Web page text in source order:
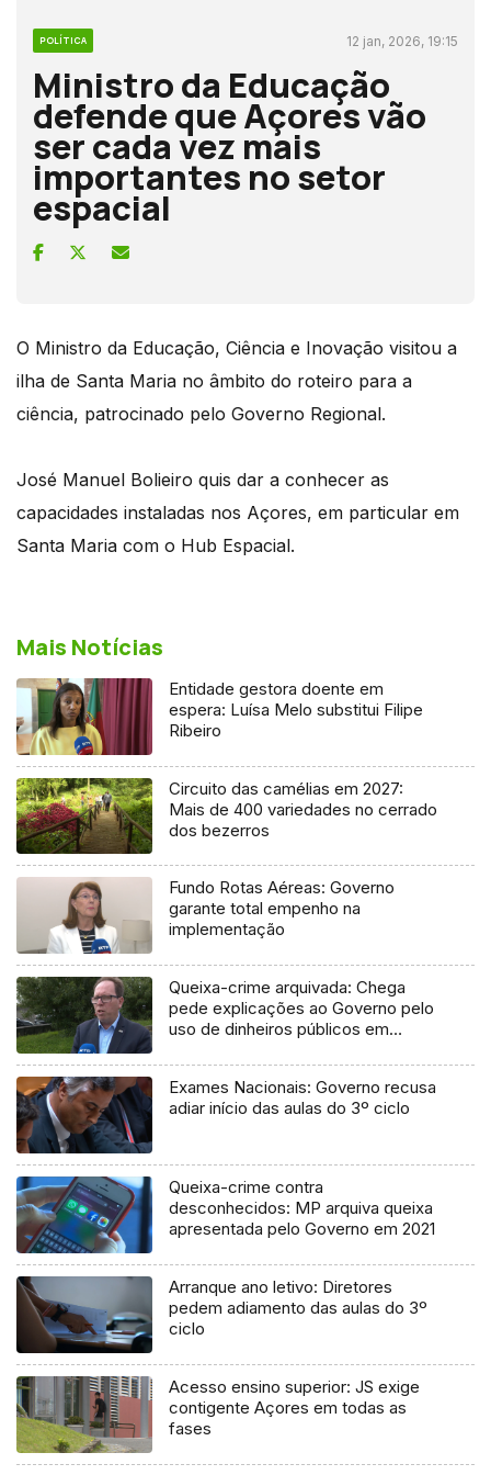
POLÍTICA 12 jan, 2026, 19:15
Ministro da Educação
defende que Açores vão
ser cada vez mais
importantes no setor
espacial
O Ministro da Educação, Ciência e Inovação visitou a
ilha de Santa Maria no âmbito do roteiro para a
ciência, patrocinado pelo Governo Regional.
José Manuel Bolieiro quis dar a conhecer as
capacidades instaladas nos Açores, em particular em
Santa Maria com o Hub Espacial.
Mais Notícias
Entidade gestora doente em
espera: Luísa Melo substitui Filipe
Ribeiro
Circuito das camélias em 2027:
Mais de 400 variedades no cerrado
dos bezerros
Fundo Rotas Aéreas: Governo
garante total empenho na
implementação
Queixa-crime arquivada: Chega
pede explicações ao Governo pelo
uso de dinheiros públicos em
Exames Nacionais: Governo recusa
adiar início das aulas do 3º ciclo
Queixa-crime contra
desconhecidos: MP arquiva queixa
apresentada pelo Governo em 2021
Arranque ano letivo: Diretores
pedem adiamento das aulas do 3º
ciclo
Acesso ensino superior: JS exige
contigente Açores em todas as
fases